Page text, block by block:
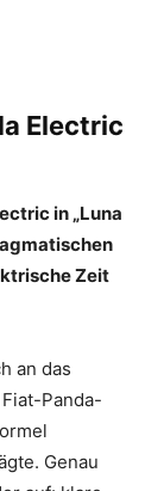
Electric
in „Luna
Zeit
an das
Panda-
Genau